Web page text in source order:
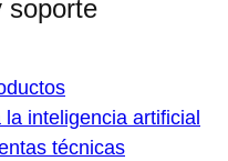
soporte
inteligencia artificial
técnicas